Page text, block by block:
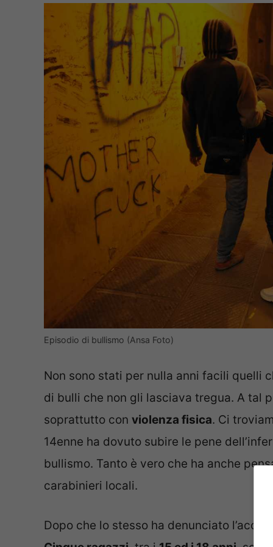
Episodio di bullismo (Ansa Foto)
Non sono stati per nulla anni facili quelli
di bulli che non gli lasciava tregua. A tal
soprattutto con violenza fisica. Ci
14enne ha dovuto subire le pene
bullismo. Tanto è vero che ha anche
carabinieri locali.
Dopo che lo stesso ha denunciato